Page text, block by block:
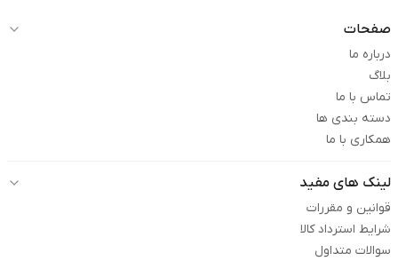
صفحات
درباره ما
بلاگ
تماس با ما
دسته بندی ها
همکاری با ما
لینک های مفید
قوانین و مقررات
شرایط استرداد کالا
سوالات متداول